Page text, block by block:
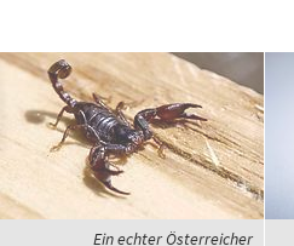
Ein echter Österreicher